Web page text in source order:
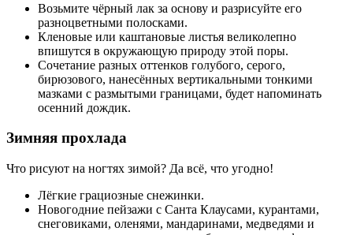
Возьмите чёрный лак за основу и разрисуйте его
разноцветными полосками.
Кленовые или каштановые листья великолепно
впишутся в окружающую природу этой поры.
Сочетание разных оттенков голубого, серого,
бирюзового, нанесённых вертикальными тонкими
мазками с размытыми границами, будет напоминать
осенний дождик.
Зимняя прохлада
Что рисуют на ногтях зимой? Да всё, что угодно!
Лёгкие грациозные снежинки.
Новогодние пейзажи с Санта Клаусами, курантами,
снеговиками, оленями, мандаринами, медведями и